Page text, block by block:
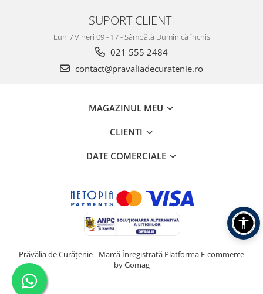
SUPORT CLIENTI
Luni / Vineri 09 - 17 - Sâmbătă Duminică închis
021 555 2484
contact@pravaliadecuratenie.ro
MAGAZINUL MEU
CLIENTI
DATE COMERCIALE
Prăvălia de Curățenie - Marcă Înregistrată Platforma E-commerce
by Gomag